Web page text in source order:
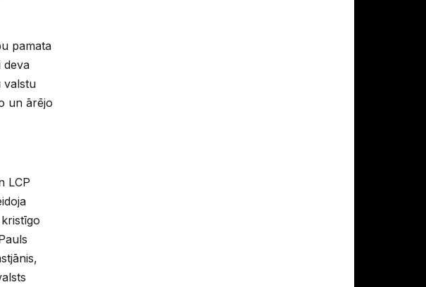
pamata
deva
valstu
un ārējo
LCP